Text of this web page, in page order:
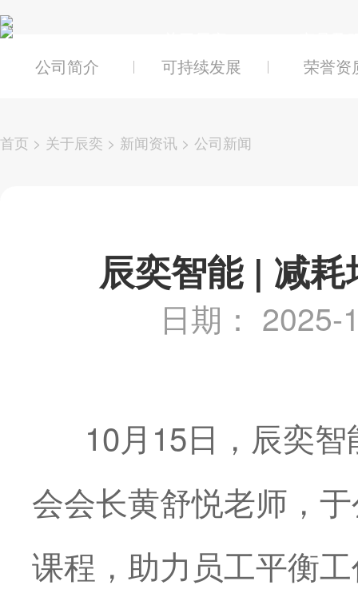
公司简介
可持续发展 荣誉资
首页 > 关于辰奕 > 新闻资讯 > 公司新闻
辰奕智能 | 减
日期：
10月15日，辰奕智
会会长黄舒悦老师，
课程，助力员工平衡